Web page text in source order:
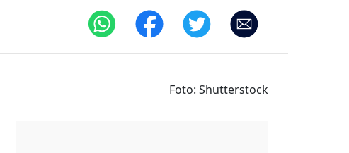
Foto: Shutterstock